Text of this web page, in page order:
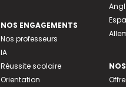
NOS ENGAGEMENTS
Nos professeurs
IA
Réussite scolaire
Orientation